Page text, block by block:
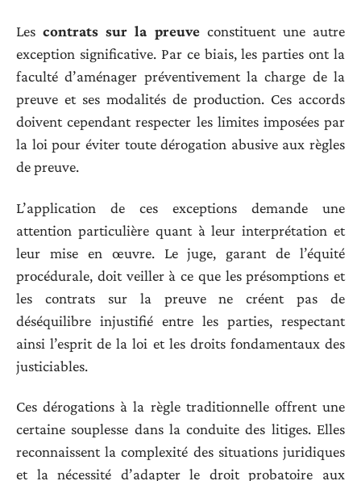
Lescontrats sur la preuveconstituent une autre
exception significative. Par ce biais, les parties ont la
faculté d’aménager préventivement la charge de la
preuve et ses modalités de production. Ces accords
doivent cependant respecter les limites imposées par
la loi pour éviter toute dérogation abusive aux règles
de preuve.
L’application de ces exceptions demande une
attention particulière quant à leur interprétation et
leur mise en œuvre. Le juge, garant de l’équité
procédurale, doit veiller à ce que les présomptions et
les contrats sur la preuve ne créent pas de
déséquilibre injustifié entre les parties, respectant
ainsi l’esprit de la loi et les droits fondamentaux des
justiciables.
Ces dérogations à la règle traditionnelle offrent une
certaine souplesse dans la conduite des litiges. Elles
reconnaissent la complexité des situations juridiques
et la nécessité d’adapter le droit probatoire aux